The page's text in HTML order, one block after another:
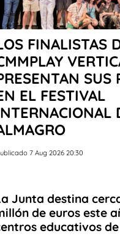
FINALISTAS
SUS
EL FESTIVAL
7 Aug 2026 20:30
Junta destina
de euros este
educativos